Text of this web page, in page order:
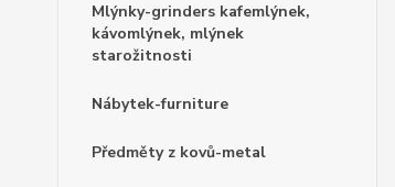
Mlýnky-grinders kafemlýnek,
kávomlýnek, mlýnek
starožitnosti
Nábytek-furniture
Předměty z kovů-metal